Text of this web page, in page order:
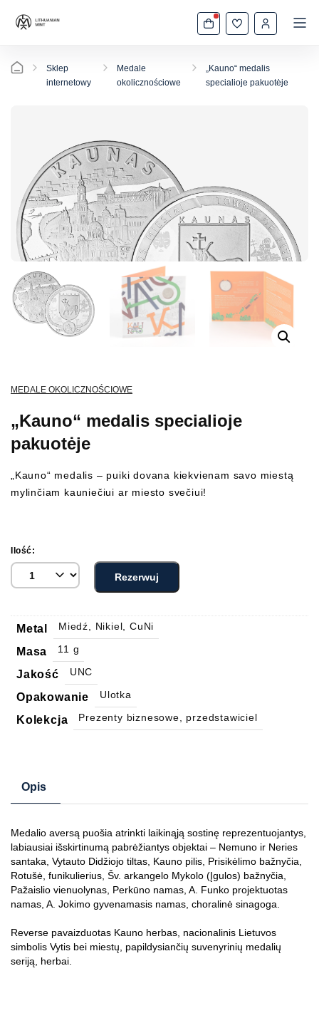
Sklep
internetowy
Medale
okolicznościowe
„Kauno“ medalis
specialioje pakuotėje
MEDALE OKOLICZNOŚCIOWE
„Kauno“ medalis specialioje
pakuotėje
„Kauno“ medalis – puiki dovana kiekvienam savo miestą
mylinčiam kauniečiui ar miesto svečiui!
Ilość:
Rezerwuj
Metal Miedź, Nikiel, CuNi
Masa 11 g
Jakość UNC
Opakowanie Ulotka
Kolekcja Prezenty biznesowe, przedstawiciel
Opis
Medalio aversą puošia atrinkti laikinąją sostinę reprezentuojantys,
labiausiai išskirtinumą pabrėžiantys objektai – Nemuno ir Neries
santaka, Vytauto Didžiojo tiltas, Kauno pilis, Prisikėlimo bažnyčia,
Rotušė, funikulierius, Šv. arkangelo Mykolo (Įgulos) bažnyčia,
Pažaislio vienuolynas, Perkūno namas, A. Funko projektuotas
namas, A. Jokimo gyvenamasis namas, choralinė sinagoga.
Reverse pavaizduotas Kauno herbas, nacionalinis Lietuvos
simbolis Vytis bei miestų, papildysiančių suvenyrinių medalių
seriją, herbai.